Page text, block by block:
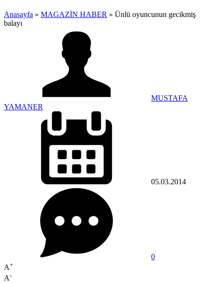
Anasayfa » MAGAZİN HABER » Ünlü oyuncunun gecikmiş
balayı
MUSTAFA
YAMANER
05.03.2014
0
A+
A-